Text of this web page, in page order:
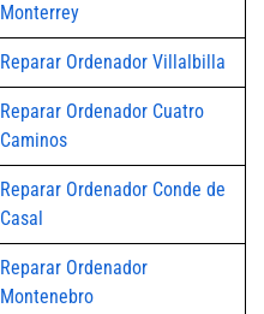
Monterrey
Reparar Ordenador Villalbilla
Reparar Ordenador Cuatro
Caminos
Reparar Ordenador Conde de
Casal
Reparar Ordenador
Montenebro